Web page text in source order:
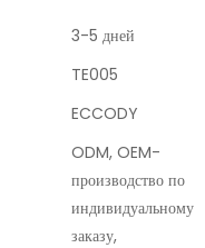
3-5 дней
TE005
ECCODY
ODM, OEM-
производство по
индивидуальному
заказу,